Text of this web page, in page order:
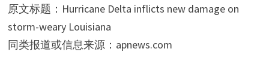
原文标题：Hurricane Delta inflicts new damage on
storm-weary Louisiana
同类报道或信息来源：apnews.com